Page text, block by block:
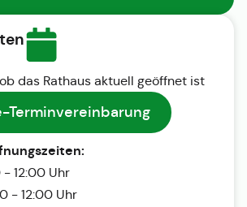
das Rathaus aktuell geöffnet ist
Terminvereinbarung
12:00 Uhr
- 12:00 Uhr